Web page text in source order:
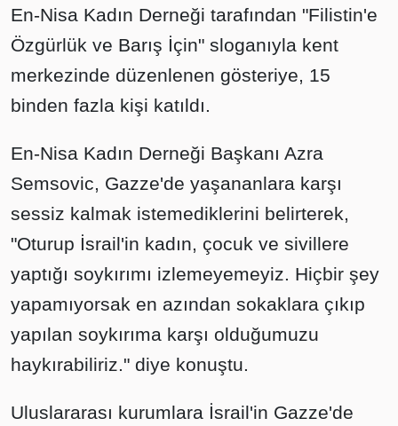
En-Nisa Kadın Derneği tarafından "Filistin'e
Özgürlük ve Barış İçin" sloganıyla kent
merkezinde düzenlenen gösteriye, 15
binden fazla kişi katıldı.
En-Nisa Kadın Derneği Başkanı Azra
Semsovic, Gazze'de yaşananlara karşı
sessiz kalmak istemediklerini belirterek,
"Oturup İsrail'in kadın, çocuk ve sivillere
yaptığı soykırımı izlemeyemeyiz. Hiçbir şey
yapamıyorsak en azından sokaklara çıkıp
yapılan soykırıma karşı olduğumuzu
haykırabiliriz." diye konuştu.
Uluslararası kurumlara İsrail'in Gazze'de